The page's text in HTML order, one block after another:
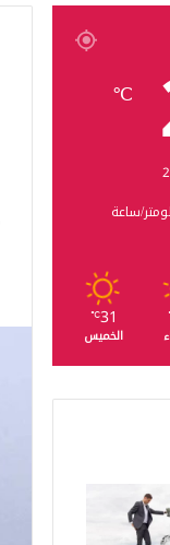
℃
31
℃
الخميس